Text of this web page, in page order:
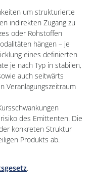
um strukturierte
indirekten Zugang zu
oder Rohstoffen
hängen – je
eines definierten
je nach Typ in stabilen,
auch seitwärts
Veranlagungszeitraum
des Emittenten. Die
konkreten Struktur
Produkts ab.
.